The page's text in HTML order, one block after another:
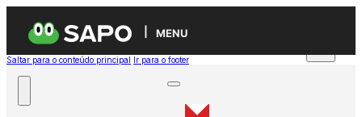
MENU
Saltar para o conteúdo principal Ir para o footer